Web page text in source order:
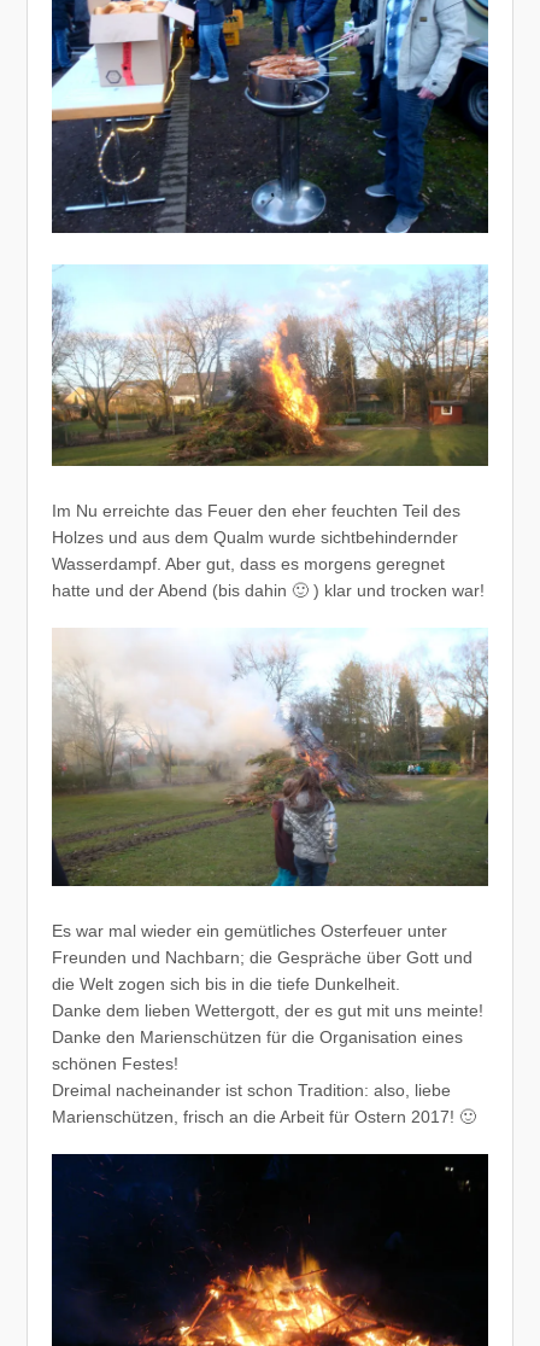
Im Nu erreichte das Feuer den eher feuchten Teil des
Holzes und aus dem Qualm wurde sichtbehindernder
Wasserdampf. Aber gut, dass es morgens geregnet
hatte und der Abend (bis dahin 🙂 ) klar und trocken war!
Es war mal wieder ein gemütliches Osterfeuer unter
Freunden und Nachbarn; die Gespräche über Gott und
die Welt zogen sich bis in die tiefe Dunkelheit.
Danke dem lieben Wettergott, der es gut mit uns meinte!
Danke den Marienschützen für die Organisation eines
schönen Festes!
Dreimal nacheinander ist schon Tradition: also, liebe
Marienschützen, frisch an die Arbeit für Ostern 2017! 🙂